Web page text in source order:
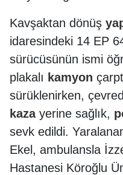
Kavşaktan dönüş
idaresindeki 14 EP
sürücüsünün ismi
plakalı kamyon
sürüklenirken,
kazayerine sağlık,
sevk edildi.
Ekel, ambulansla
Hastanesi Köroğlu